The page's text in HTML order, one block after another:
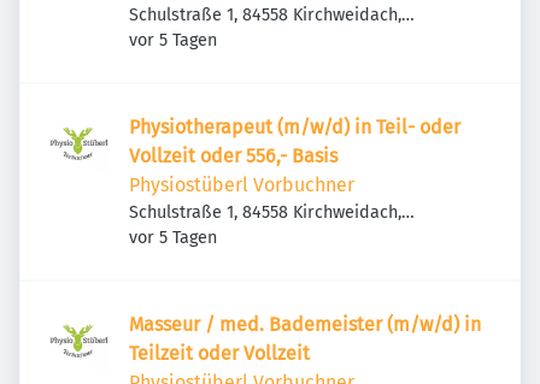
Schulstraße 1, 84558 Kirchweidach,
Deutschland
Veröffentlicht
vor 5 Tagen
Physiotherapeut (m/w/d) in Teil- oder
Vollzeit oder 556,- Basis
Physiostüberl Vorbuchner
Schulstraße 1, 84558 Kirchweidach,
Deutschland
Veröffentlicht
vor 5 Tagen
Masseur / med. Bademeister (m/w/d) in
Teilzeit oder Vollzeit